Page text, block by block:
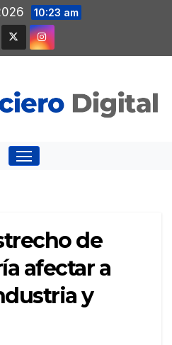
10:23 am
de
afectar a
y